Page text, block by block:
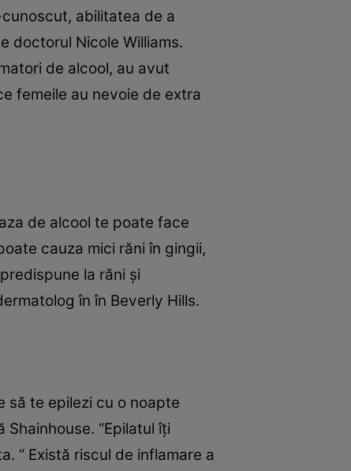
abilitatea de a
doctorul Nicole Williams.
de alcool, au avut
femeile au nevoie de extra
de alcool te poate face
cauza mici răni în gingii,
la răni şi
în în Beverly Hills.
să te epilezi cu o noapte
“Epilatul îţi
“ Există riscul de inflamare a